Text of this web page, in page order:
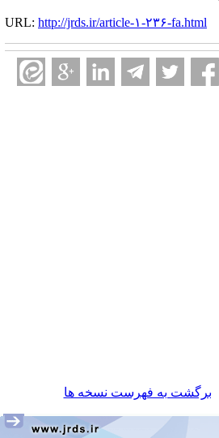
URL: http://jrds.ir/article-۱-۲۳۶-fa.html
برگشت به فهرست نسخه ها